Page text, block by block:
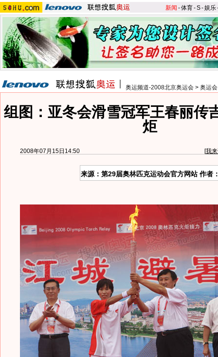
新闻 -体育-S-娱乐
奥运频道-2008北京奥运会 > 奥运
组图：亚冬会滑雪冠军王春丽传
炬
2008年07月15日14:50 [我
来源：第29届奥林匹克运动会官方网站 作者